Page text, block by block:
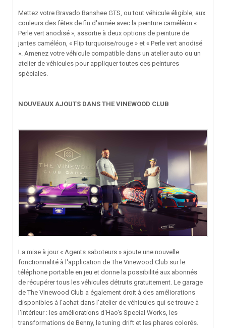
Mettez votre Bravado Banshee GTS, ou tout véhicule éligible, aux
couleurs des fêtes de fin d'année avec la peinture caméléon «
Perle vert anodisé », assortie à deux options de peinture de
jantes caméléon, « Flip turquoise/rouge » et « Perle vert anodisé
». Amenez votre véhicule compatible dans un atelier auto ou un
atelier de véhicules pour appliquer toutes ces peintures
spéciales.
NOUVEAUX AJOUTS DANS THE VINEWOOD CLUB
La mise à jour « Agents saboteurs » ajoute une nouvelle
fonctionnalité à l'application de The Vinewood Club sur le
téléphone portable en jeu et donne la possibilité aux abonnés
de récupérer tous les véhicules détruits gratuitement. Le garage
de The Vinewood Club a également droit à des améliorations
disponibles à l'achat dans l'atelier de véhicules qui se trouve à
l'intérieur : les améliorations d'Hao's Special Works, les
transformations de Benny, le tuning drift et les phares colorés.